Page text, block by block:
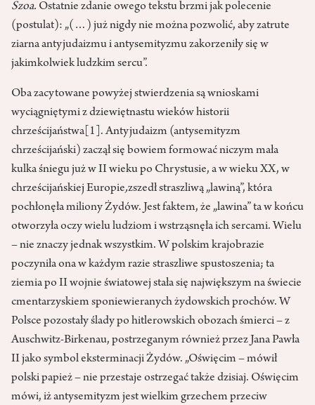
Szoa. Ostatnie zdanie owego tekstu brzmi jak polecenie
(postulat): „(…) już nigdy nie można pozwolić, aby zatrute
ziarna antyjudaizmu i antysemityzmu zakorzeniły się w
jakimkolwiek ludzkim sercu”.
Oba zacytowane powyżej stwierdzenia są wnioskami
wyciągniętymi z dziewiętnastu wieków historii
chrześcijaństwa [1] . Antyjudaizm (antysemityzm
chrześcijański) zaczął się bowiem formować niczym mała
kulka śniegu już w II wieku po Chrystusie, a w wieku XX, w
chrześcijańskiej Europie,zszedł straszliwą „lawiną”, która
pochłonęła miliony Żydów. Jest faktem, że „lawina” ta w końcu
otworzyła oczy wielu ludziom i wstrząsnęła ich sercami. Wielu
– nie znaczy jednak wszystkim. W polskim krajobrazie
poczyniła ona w każdym razie straszliwe spustoszenia; ta
ziemia po II wojnie światowej stała się największym na świecie
cmentarzyskiem sponiewieranych żydowskich prochów. W
Polsce pozostały ślady po hitlerowskich obozach śmierci – z
Auschwitz-Birkenau, postrzeganym również przez Jana Pawła
II jako symbol eksterminacji Żydów. „Oświęcim – mówił
polski papież – nie przestaje ostrzegać także dzisiaj. Oświęcim
mówi, iż antysemityzm jest wielkim grzechem przeciw